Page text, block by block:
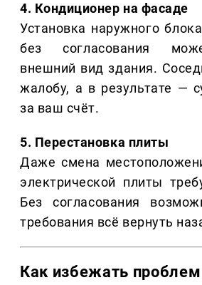
4. Кондиционер на фасаде
Установка наружного
без согласования
внешний вид здания.
жалобу, а в результате —
за ваш счёт.
5. Перестановка плиты
Даже смена
электрической плиты
Без согласования
требования всё вернуть
Как избежать проблем